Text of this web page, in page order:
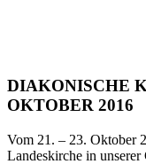
DIAKONISCHE
OKTOBER 2016
Vom 21. – 23. Oktober
Landeskirche in unserer